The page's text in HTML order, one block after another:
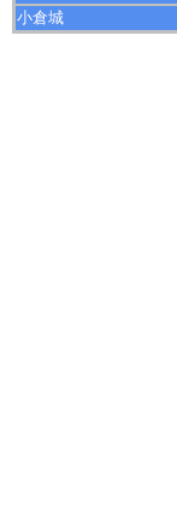
小倉城